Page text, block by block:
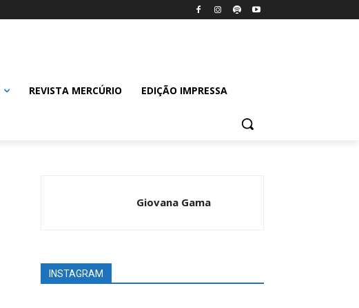
REVISTA MERCÚRIO EDIÇÃO IMPRESSA
Giovana Gama
INSTAGRAM